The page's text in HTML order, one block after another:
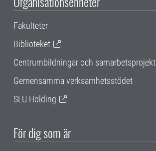
Fakulteter
Biblioteket
Centrumbildningar och samarbetsprojekt
Gemensamma verksamhetsstödet
SLU Holding
För dig som är